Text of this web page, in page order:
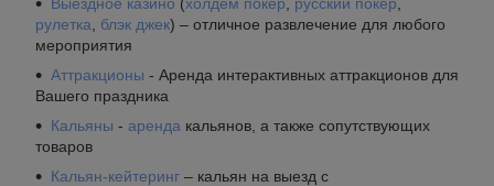
рулетка
блэк джек) – отличное развлечение для любого
мероприятия
Аттракционы - Аренда интерактивных аттракционов для
Вашего праздника
Кальяны - аренда кальянов, а также сопутствующих
товаров
Кальян-кейтеринг – кальян на выезд с